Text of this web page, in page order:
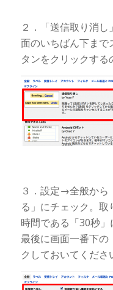
２．「送信取り消
面のいちばん下まで
タンをクリックする
３．設定→全般から
る」にチェック。
時間である「30秒
最後に画面一番下の
クしておいてくださ